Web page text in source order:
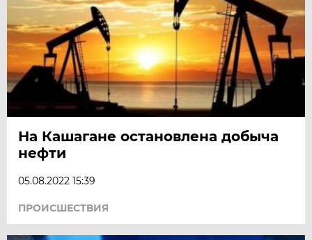
На Кашагане остановлена добыча
нефти
05.08.2022 15:39
ПРОИСШЕСТВИЯ